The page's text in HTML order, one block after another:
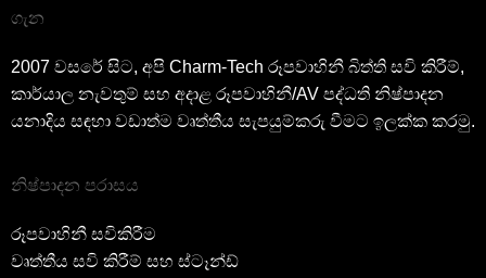
ගැන
2007 වසරේ සිට, අපි Charm-Tech රූපවාහිනී බිත්ති සවි කිරීම්,
කාර්යාල නැවතුම් සහ අදාළ රූපවාහිනී/AV පද්ධති නිෂ්පාදන
යනාදිය සඳහා වඩාත්ම වෘත්තීය සැපයුම්කරු වීමට ඉලක්ක කරමු.
නිෂ්පාදන පරාසය
රූපවාහිනී සවිකිරීම
වෘත්තීය සවි කිරීම් සහ ස්ටෑන්ඩ්